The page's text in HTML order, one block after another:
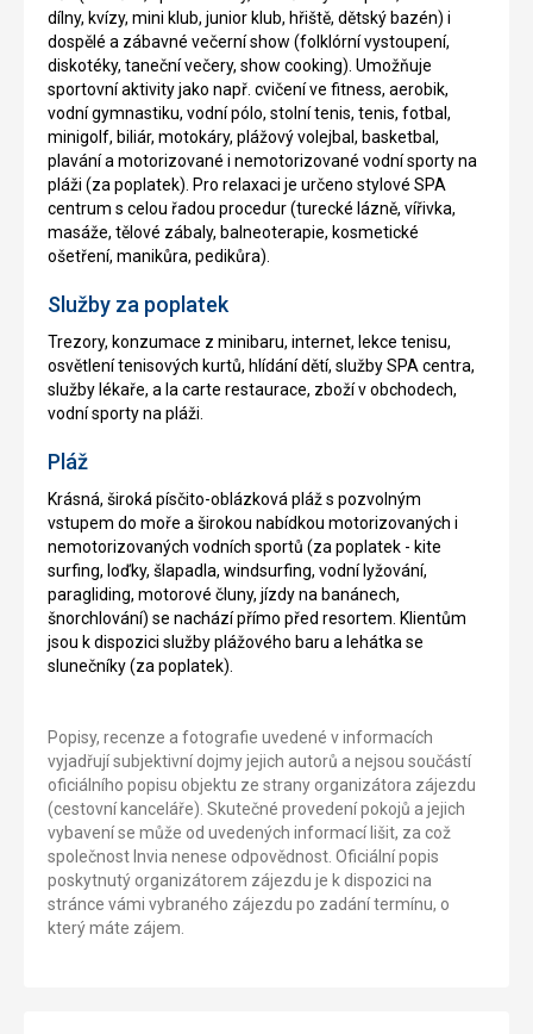
dílny, kvízy, mini klub, junior klub, hřiště, dětský bazén) i
dospělé a zábavné večerní show (folklórní vystoupení,
diskotéky, taneční večery, show cooking). Umožňuje
sportovní aktivity jako např. cvičení ve fitness, aerobik,
vodní gymnastiku, vodní pólo, stolní tenis, tenis, fotbal,
minigolf, biliár, motokáry, plážový volejbal, basketbal,
plavání a motorizované i nemotorizované vodní sporty na
pláži (za poplatek). Pro relaxaci je určeno stylové SPA
centrum s celou řadou procedur (turecké lázně, vířivka,
masáže, tělové zábaly, balneoterapie, kosmetické
ošetření, manikůra, pedikůra).
Služby za poplatek
Trezory, konzumace z minibaru, internet, lekce tenisu,
osvětlení tenisových kurtů, hlídání dětí, služby SPA centra,
služby lékaře, a la carte restaurace, zboží v obchodech,
vodní sporty na pláži.
Pláž
Krásná, široká písčito-oblázková pláž s pozvolným
vstupem do moře a širokou nabídkou motorizovaných i
nemotorizovaných vodních sportů (za poplatek - kite
surfing, loďky, šlapadla, windsurfing, vodní lyžování,
paragliding, motorové čluny, jízdy na banánech,
šnorchlování) se nachází přímo před resortem. Klientům
jsou k dispozici služby plážového baru a lehátka se
slunečníky (za poplatek).
Popisy, recenze a fotografie uvedené v informacích
vyjadřují subjektivní dojmy jejich autorů a nejsou součástí
oficiálního popisu objektu ze strany organizátora zájezdu
(cestovní kanceláře). Skutečné provedení pokojů a jejich
vybavení se může od uvedených informací lišit, za což
společnost Invia nenese odpovědnost. Oficiální popis
poskytnutý organizátorem zájezdu je k dispozici na
stránce vámi vybraného zájezdu po zadání termínu, o
který máte zájem.